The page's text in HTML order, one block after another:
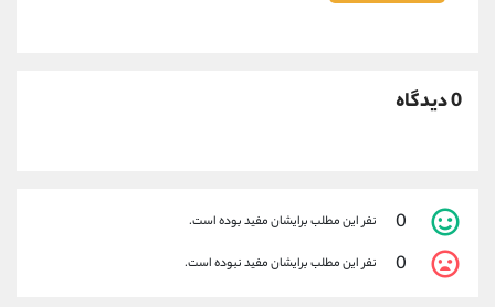
0 دیدگاه
0 نفر این مطلب برایشان مفید بوده است.
0 نفر این مطلب برایشان مفید نبوده است.